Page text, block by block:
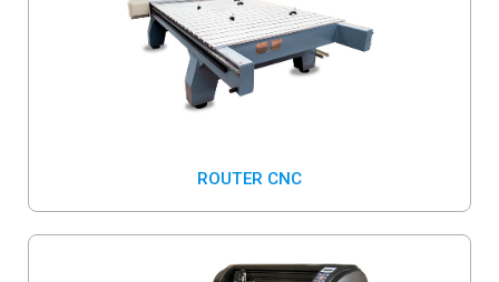
ROUTER CNC